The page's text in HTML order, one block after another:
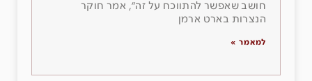
חושב שאפשר להתווכח על זה״, אמר חוקר
הנצרות בארט ארמן
למאמר »